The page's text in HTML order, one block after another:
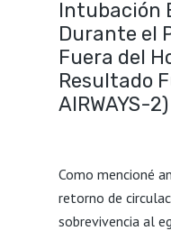
Intubación
Durante el
Fuera del
Resultado
AIRWAYS-2)
Como mencioné
retorno de
sobrevivencia al